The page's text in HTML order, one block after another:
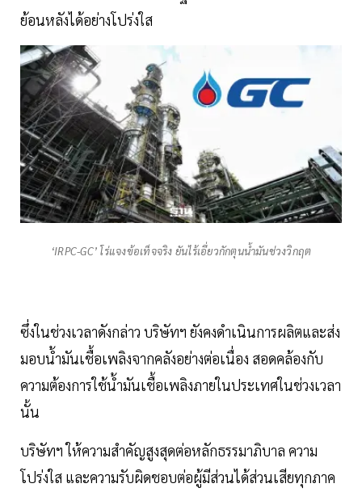
ย้อนหลังได้อย่างโปร่งใส
‘IRPC-GC’ โร่แจงข้อเท็จจริง ยันไร้เอี่ยวกักตุนน้ำมันช่วงวิกฤต
ซึ่งในช่วงเวลาดังกล่าว บริษัทฯ ยังคงดำเนินการผลิตและส่ง
มอบน้ำมันเชื้อเพลิงจากคลังอย่างต่อเนื่อง สอดคล้องกับ
ความต้องการใช้น้ำมันเชื้อเพลิงภายในประเทศในช่วงเวลา
นั้น
บริษัทฯ ให้ความสำคัญสูงสุดต่อหลักธรรมาภิบาล ความ
โปร่งใส และความรับผิดชอบต่อผู้มีส่วนได้ส่วนเสียทุกภาค